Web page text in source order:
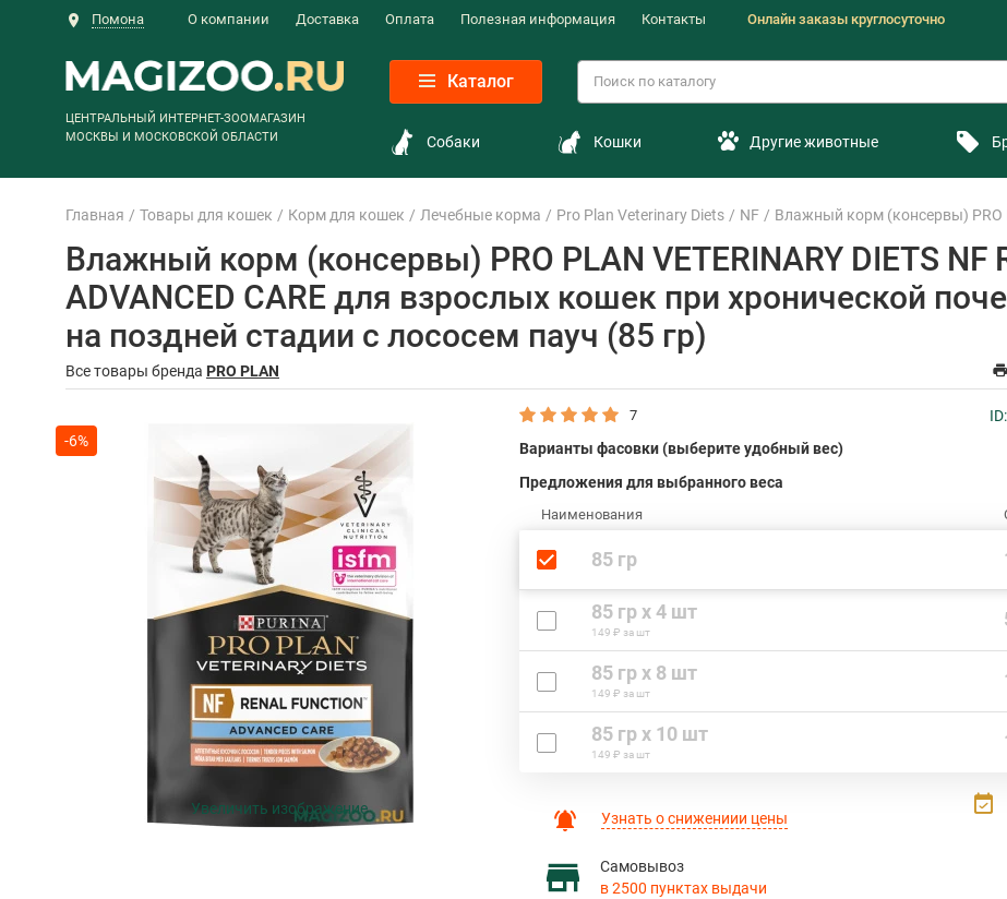
Помона О компании Доставка Оплата Полезная информация Контакты Онлайн заказы круглосуточно
ЦЕНТРАЛЬНЫЙ ИНТЕРНЕТ-ЗООМАГАЗИН
МОСКВЫ И МОСКОВСКОЙ ОБЛАСТИ
Каталог
Собаки Кошки Другие животные
Главная Товары для кошек Корм для кошек Лечебные корма Pro Plan Veterinary Diets NF Влажный корм (консервы) PRO
Влажный корм (консервы) PRO PLAN VETERINARY DIETS NF
ADVANCED CARE для взрослых кошек при хронической
на поздней стадии с лососем пауч (85 гр)
Все товары бренда PRO PLAN
-6%
Увеличить изображение
7
Варианты фасовки (выберите удобный вес)
Предложения для выбранного веса
Наименования
85 гр
85 гр х 4 шт
149 ₽ за шт
85 гр х 8 шт
149 ₽ за шт
85 гр х 10 шт
149 ₽ за шт
Узнать о снижениии цены
Самовывоз
в 2500 пунктах выдачи